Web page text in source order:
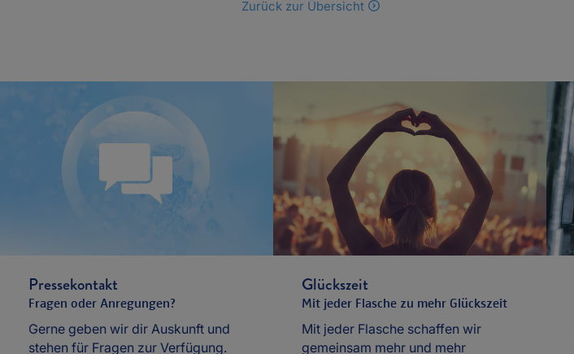
Zurück zur Übersicht
Pressekontakt
Fragen oder Anregungen?
Gerne geben wir dir Auskunft und
stehen für Fragen zur Verfügung.
Glückszeit
Mit jeder Flasche zu mehr Glückszeit
Mit jeder Flasche schaffen wir
gemeinsam mehr und mehr